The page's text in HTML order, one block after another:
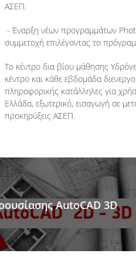
ΑΣΕΠ.
- Έναρξη νέων προγραμμάτων
συμμετοχή επιλέγοντας το
Το κέντρο δια βίου μάθησης
κέντρο και κάθε εβδομάδα
πληροφορικής κατάλληλες για
Ελλάδα, εξωτερικό, εισαγωγή σε
προκηρύξεις ΑΣΕΠ.
PHOTOSHOP